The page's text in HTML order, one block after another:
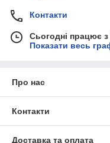
Контакти
Сьогодні працює
Показати весь
Про нас
Контакти
Доставка та оплата